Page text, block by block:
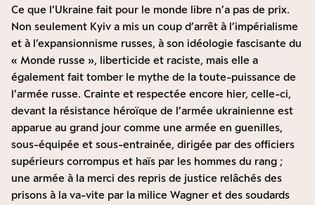
Ce que l’Ukraine fait pour le monde libre n’a pas de prix.
Non seulement Kyiv a mis un coup d’arrêt à l’impérialisme
et à l’expansionnisme russes, à son idéologie fascisante du
« Monde russe », liberticide et raciste, mais elle a
également fait tomber le mythe de la toute-puissance de
l’armée russe. Crainte et respectée encore hier, celle-ci,
devant la résistance héroïque de l’armée ukrainienne est
apparue au grand jour comme une armée en guenilles,
sous-équipée et sous-entrainée, dirigée par des officiers
supérieurs corrompus et haïs par les hommes du rang ;
une armée à la merci des repris de justice relâchés des
prisons à la va-vite par la milice Wagner et des soudards